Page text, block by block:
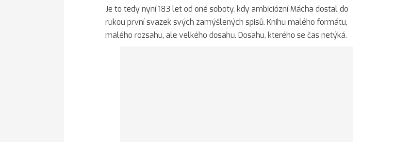
Je to tedy nyní 183 let od oné soboty, kdy ambiciózní Mácha dostal do
rukou první svazek svých zamýšlených spisů. Knihu malého formátu,
malého rozsahu, ale velkého dosahu. Dosahu, kterého se čas netýká.